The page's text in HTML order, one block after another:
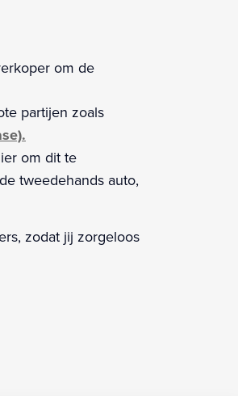
om de
partijen zoals
om dit te
tweedehands auto,
zodat jij zorgeloos